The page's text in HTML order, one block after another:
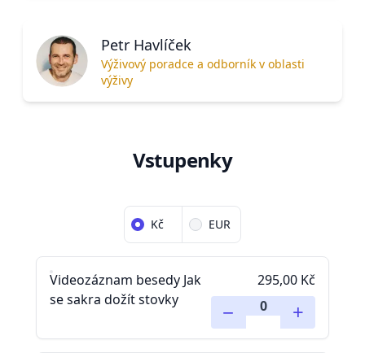
Petr Havlíček
Výživový poradce a odborník v oblasti
výživy
Vstupenky